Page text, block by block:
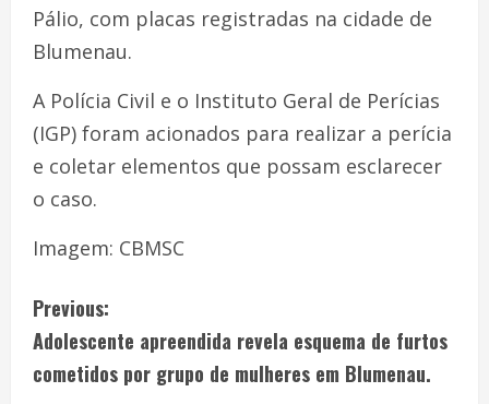
Pálio, com placas registradas na cidade de
Blumenau.
A Polícia Civil e o Instituto Geral de Perícias
(IGP) foram acionados para realizar a perícia
e coletar elementos que possam esclarecer
o caso.
Imagem: CBMSC
Previous:
Adolescente apreendida revela esquema de furtos
cometidos por grupo de mulheres em Blumenau.